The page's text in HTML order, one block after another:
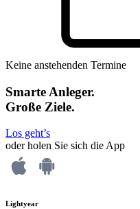
Keine anstehenden Termine
Smarte Anleger.
Große Ziele.
Los geht’s
oder holen Sie sich die App
Lightyear